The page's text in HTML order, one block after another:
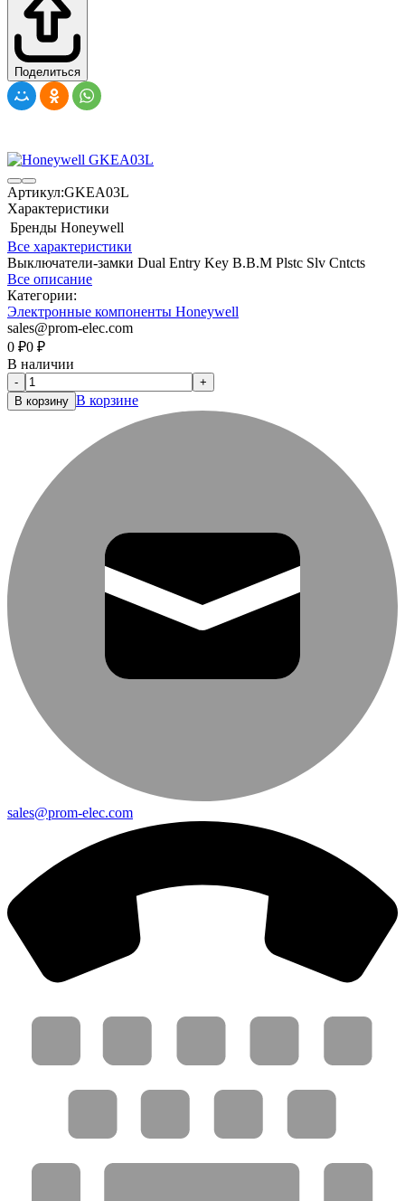
Поделиться
Артикул:GKEA03L
Характеристики
Бренды Honeywell
Все характеристики
Выключатели-замки Dual Entry Key B.B.M Plstc Slv Cntcts
Все описание
Категории:
Электронные компоненты Honeywell
sales@prom-elec.com
0 ₽0 ₽
В наличии
-
+
В корзину В корзине
sales@prom-elec.com